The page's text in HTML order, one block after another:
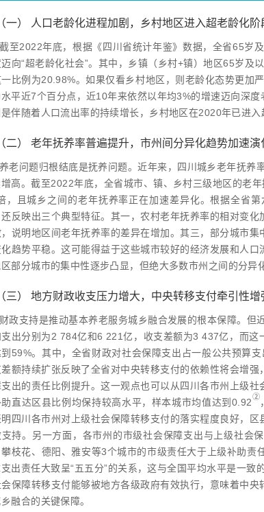
（一） 人口老龄化进程加剧，乡村地区进入超老龄化阶
截至2022年底，根据《四川省统计年鉴》数据，全省65岁
向“超老龄化社会”。其中，乡镇（乡村+镇）地区65岁及
比例为20.98%。如果仅看乡村地区，则老龄化态势更加
平近7个百分点，近10年来依然以年均3%的增速迈向深
伴随着人口流出率的持续增长，乡村地区在2020年已进
（二） 老年抚养率普遍提升，市州间分异化趋势加速演
养老问题归根结底是抚养问题。近年来，四川城乡老年抚
高。截至2022年底，全省城市、镇、乡村三级地区的老
，且城乡之间的老年抚养率正在加速差异化。根据全省
反映出三个典型特征。其一，农村老年抚养率的相对变
说明地区间老年抚养率的差异在增加。其三，部分城市
化趋势平稳。这可能得益于这些城市较好的经济发展和人
部分城市的集中性逐步凸显，但绝大多数市州之间的分异
（三） 地方财政收支压力增大，中央转移支付牵引性增
财政支持是推动基本养老服务城乡融合发展的根本保障。
支出分别为2 784亿和6 221亿，收支差额为3 437亿，而
59%。其中，全省财政对社会保障支出占一般公共预算
差额持续扩张反映了全省对中央转移支付的依赖性将会增
出的责任比例提升。这一观点也可以从四川各市州上级
助直达区县比例均保持较高水平，样本城市均值达到0.92②
四川各市州对上级社会保障转移支付的落实程度良好，
支持。另一方面，各市州的市级社会保障支出与上级社会
攀枝花、德阳、雅安等3个城市的市级责任大于上级补助
出责任大致呈“五五分”的关系，这与全国平均水平是一致
会保障转移支付能够被地方各级政府有效执行，意味着中
融合的关键保障。